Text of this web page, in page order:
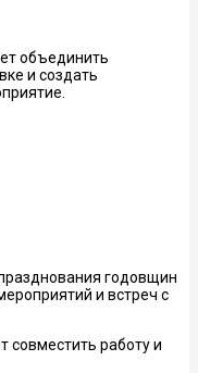
объединить
и создать
годовщин
и встреч с
совместить работу и